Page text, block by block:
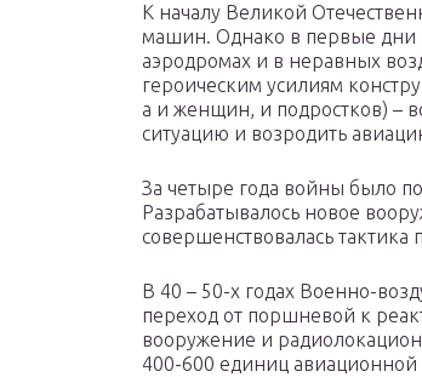
К началу Великой
машин. Однако в первые дни
аэродромах и в неравных
героическим усилиям
а и женщин, и подростков) –
ситуацию и возродить
За четыре года войны было
Разрабатывалось новое
совершенствовалась
В 40 – 50-х годах Военно-
переход от поршневой к
вооружение и
400-600 единиц авиационной